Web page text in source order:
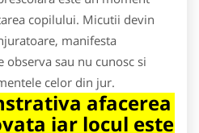
copilului. Micutii devin
manifesta
observa sau nu cunosc si
celor din jur.
afacerea
iar locul este